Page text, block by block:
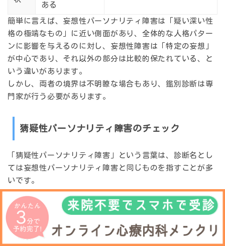
ある
簡単に言えば、妄想性パーソナリティ障害は「疑い深い性
格の極端なもの」に近い側面があり、全体的な人格パター
ンに影響を与えるのに対し、妄想性障害は「特定の妄想」
が中心であり、それ以外の部分は比較的保たれている、と
いう違いがあります。
しかし、両者の境界は不明瞭な場合もあり、鑑別診断は専
門家が行う必要があります。
猜疑性パーソナリティ障害のチェック
「猜疑性パーソナリティ障害」という言葉は、診断名とし
ては妄想性パーソナリティ障害と同じものを指すことが多
いです。
DSM-5では「妄想性パーソナリティ障害（Paranoid
Personality Disorder）」が正式名称ですが、その特徴か
ら「猜疑性」という言葉が用いられることもあります。
自己診断や簡易チェックリストは、あくまで「傾向がある
かもしれない」と気づくためのものであり、診断を確定す